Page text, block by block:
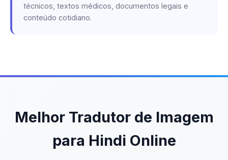
técnicos, textos médicos, documentos legais e
conteúdo cotidiano.
Melhor Tradutor de Imagem
para Hindi Online